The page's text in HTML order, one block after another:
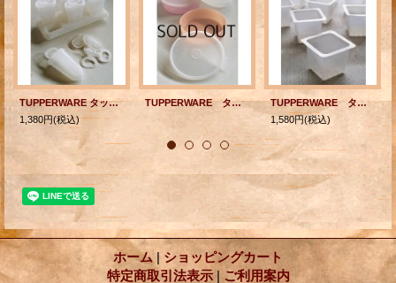
TUPPERWARE タッパーウェア "ICE TUPS/アイスキャンデーセット" ６本用アイスステック型 スペア：フタ＆ステック各2コ付
1,380円(税込)
TUPPERWARE タッパーウェア フリーザーボールLサイズ 3pcセット 容量： 600ml
TUPPERWARE タッパーウェア 製氷器/アイスキューブ型 10pcセット ホワイト/半透明 容量： 130ml
1,580円(税込)
ホーム | ショッピングカート
特定商取引法表示 | ご利用案内